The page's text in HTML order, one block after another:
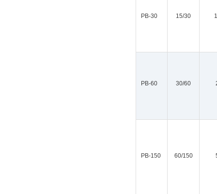
РВ-30 15/30
PВ-60 30/60
РВ-150 60/150